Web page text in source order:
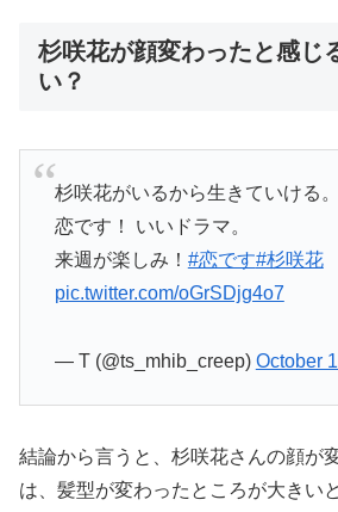
杉咲花が顔変わったと感じ
い？
杉咲花がいるから生きていける。
恋です！ いいドラマ。
来週が楽しみ！ #恋です#杉咲花
pic.twitter.com/oGrSDjg4o7
— T (@ts_mhib_creep) October
結論から言うと、杉咲花さんの顔が
は、髪型が変わったところが大きい